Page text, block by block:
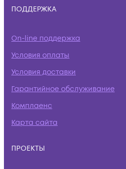
ПОДДЕРЖКА
On-line поддержка
Условия оплаты
Условия доставки
Гарантийное обслуживание
Комплаенс
Карта сайта
ПРОЕКТЫ